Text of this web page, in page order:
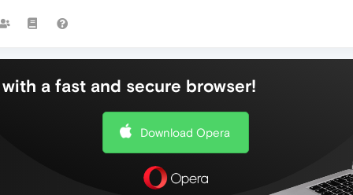
a fast and secure browser!
Download Opera